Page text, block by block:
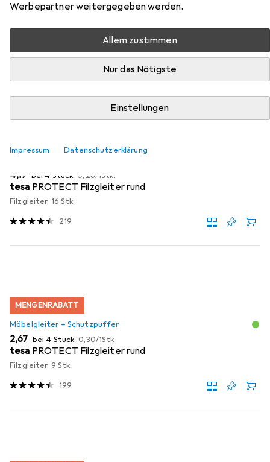
Werbepartner weitergegeben werden.
Allem zustimmen
Nur das Nötigste
Einstellungen
Impressum Datenschutzerklärung
Küchenunterschrank Fame-Line aus der Kategorie
Möbelgleiter + Schutzpuffer.
EUR
4,17 bei 4 Stück 0,26/ 1Stk.
tesa PROTECT Filzgleiter rund
Filzgleiter, 16 Stk.
219
MENGENRABATT
Möbelgleiter + Schutzpuffer
EUR
2,67 bei 4 Stück EUR
0,30/1Stk.
tesa PROTECT Filzgleiter rund
Filzgleiter, 9 Stk.
199